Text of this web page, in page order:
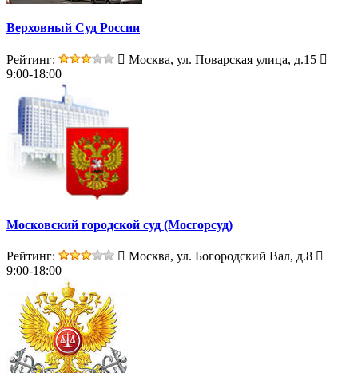
Верховный Суд России
Рейтинг:
Москва, ул. Поварская улица, д.15
9:00-18:00
Московский городской суд (Мосгорсуд)
Рейтинг:
Москва, ул. Богородский Вал, д.8
9:00-18:00